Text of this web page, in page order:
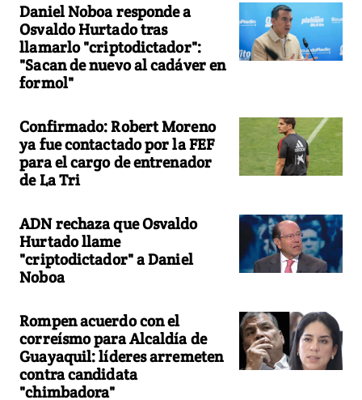
Daniel Noboa responde a
Osvaldo Hurtado tras
llamarlo "criptodictador":
"Sacan de nuevo al cadáver en
formol"
Confirmado: Robert Moreno
ya fue contactado por la FEF
para el cargo de entrenador
de La Tri
ADN rechaza que Osvaldo
Hurtado llame
"criptodictador" a Daniel
Noboa
Rompen acuerdo con el
correísmo para Alcaldía de
Guayaquil: líderes arremeten
contra candidata
"chimbadora"